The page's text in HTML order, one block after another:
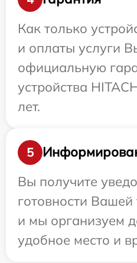
Как только
и оплаты услуги
официальную
устройства
лет.
5
Вы получите
готовности Вашей
и мы организуем
удобное место и